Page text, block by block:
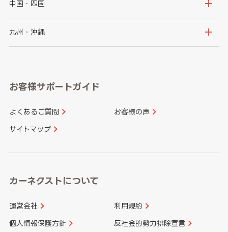
山梨県
愛知県
大阪府
京都府
和歌山県
中国・四国
鳥取県
山口県
香川県 愛媛県
九州・沖縄
長崎県
大分県 宮崎県
お客様サポートガイド
よくあるご質問 お客様の声
サイトマップ
カーネクストについて
運営会社 利用規約
個人情報保護方針 反社会的勢力排除宣言